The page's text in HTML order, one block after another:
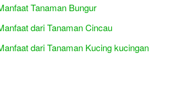
Tanaman Bungur
dari Tanaman Cincau
dari Tanaman Kucing kucingan